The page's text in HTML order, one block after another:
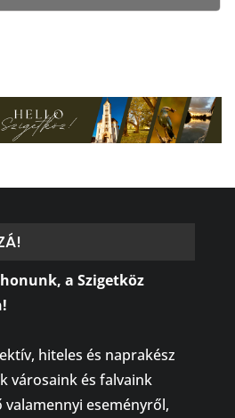
a Szigetköz
hiteles és naprakész
városaink és falvaink
eseményről,